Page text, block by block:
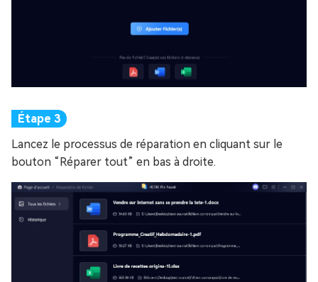
Lancez le processus de réparation en cliquant sur le
bouton “Réparer tout” en bas à droite.